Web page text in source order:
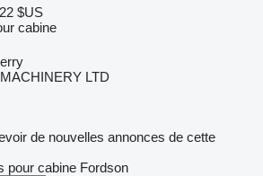
$US
cabine
LTD
de nouvelles annonces de cette
pour cabine Fordson